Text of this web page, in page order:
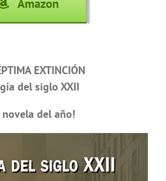
EXTINCIÓN
del siglo XXII
novela del año!